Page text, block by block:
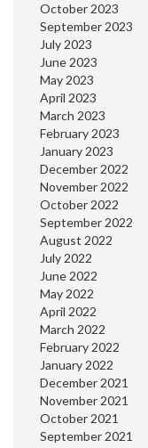
October 2023
September 2023
July 2023
June 2023
May 2023
April 2023
March 2023
February 2023
January 2023
December 2022
November 2022
October 2022
September 2022
August 2022
July 2022
June 2022
May 2022
April 2022
March 2022
February 2022
January 2022
December 2021
November 2021
October 2021
September 2021